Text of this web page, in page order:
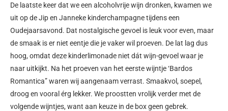
De laatste keer dat we een alcoholvrije wijn dronken, kwamen we
uit op de Jip en Janneke kinderchampagne tijdens een
Oudejaarsavond. Dat nostalgische gevoel is leuk voor even, maar
de smaak is er niet eentje die je vaker wil proeven. De lat lag dus
hoog, omdat deze kinderlimonade niet dát wijn-gevoel waar je
naar uitkijkt. Na het proeven van het eerste wijntje ‘Bardos
Romantica” waren wij aangenaam verrast. Smaakvol, soepel,
droog en vooral érg lekker. We proostten vrolijk verder met de
volgende wijntjes, want aan keuze in de box geen gebrek.